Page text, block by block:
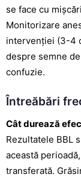
se face cu
Monitorizare
intervenției (3-4
despre semne
confuzie.
Întreăbări
Cât durează
Rezultatele BBL
această
transferată.